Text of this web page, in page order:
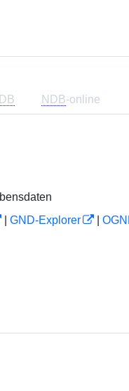
NDB-online
GND-Explorer